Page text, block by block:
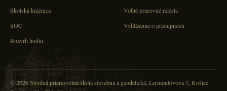
Školská knižnica
SOČ
Rozvrh hodín
Voľné pracovné miesta
Vyhlásenie o prístupnosti
© 2026 Stredná priemyselná škola stavebná a geodetická, Lermontovova 1, Košice